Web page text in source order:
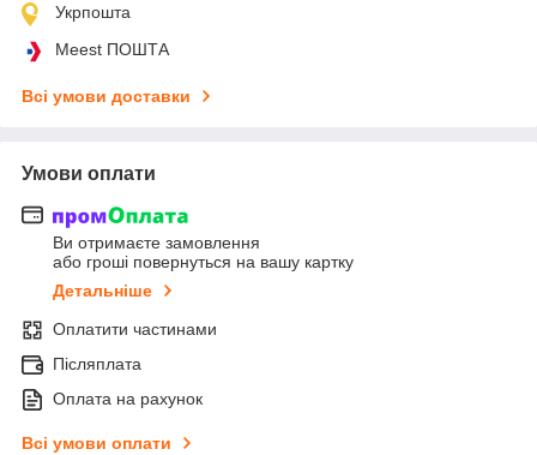
Укрпошта
Meest ПОШТА
Всі умови доставки
Умови оплати
Ви отримаєте замовлення
або гроші повернуться на вашу картку
Детальніше
Оплатити частинами
Післяплата
Оплата на рахунок
Всі умови оплати